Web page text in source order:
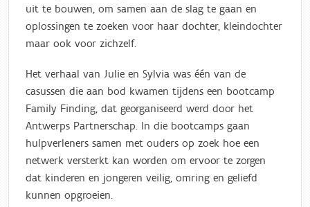
uit te bouwen, om samen aan de slag te gaan en
oplossingen te zoeken voor haar dochter, kleindochter
maar ook voor zichzelf.
Het verhaal van Julie en Sylvia was één van de
casussen die aan bod kwamen tijdens een bootcamp
Family Finding, dat georganiseerd werd door het
Antwerps Partnerschap. In die bootcamps gaan
hulpverleners samen met ouders op zoek hoe een
netwerk versterkt kan worden om ervoor te zorgen
dat kinderen en jongeren veilig, omring en geliefd
kunnen opgroeien.